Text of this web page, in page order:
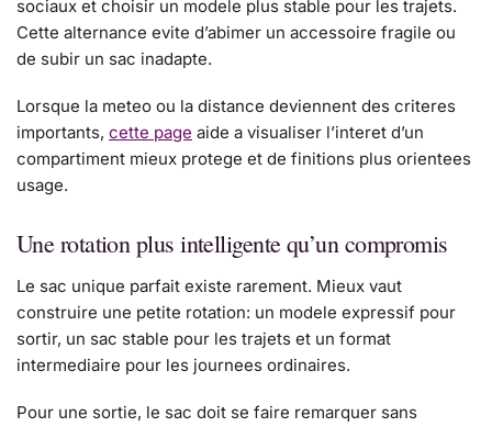
sociaux et choisir un modele plus stable pour les trajets.
Cette alternance evite d’abimer un accessoire fragile ou
de subir un sac inadapte.
Lorsque la meteo ou la distance deviennent des criteres
importants, cette page aide a visualiser l’interet d’un
compartiment mieux protege et de finitions plus orientees
usage.
Une rotation plus intelligente qu’un compromis
Le sac unique parfait existe rarement. Mieux vaut
construire une petite rotation: un modele expressif pour
sortir, un sac stable pour les trajets et un format
intermediaire pour les journees ordinaires.
Pour une sortie, le sac doit se faire remarquer sans